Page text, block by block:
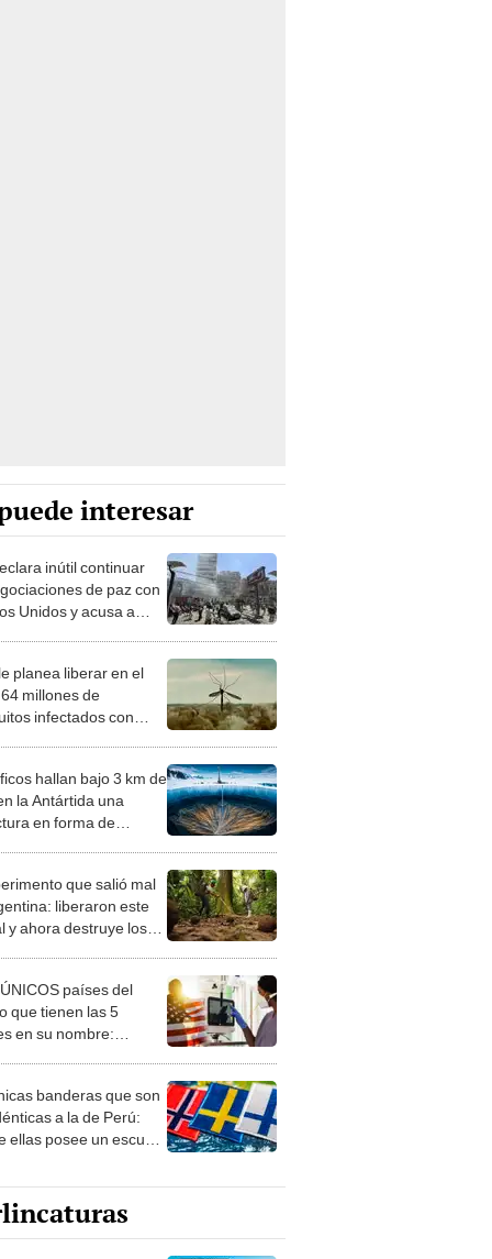
interesar
inútil continuar
de paz con
Unidos y acusa a
planea liberar en el
millones de
infectados con
hallan bajo 3 km de
la Antártida una
en forma de
que salió mal
liberaron este
y ahora destruye los
países del
que tienen las 5
en su nombre:
banderas que son
a la de Perú:
ellas posee un escudo